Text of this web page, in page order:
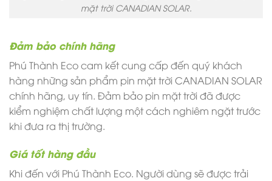
mặt trời CANADIAN SOLAR.
Đảm bảo chính hãng
Phú Thành Eco cam kết cung cấp đến quý khách
hàng những sản phẩm pin mặt trời CANADIAN SOLAR
chính hãng, uy tín. Đảm bảo pin mặt trời đã được
kiểm nghiệm chất lượng một cách nghiêm ngặt trước
khi đưa ra thị trường.
Giá tốt hàng đầu
Khi đến với Phú Thành Eco. Người dùng sẽ được trải